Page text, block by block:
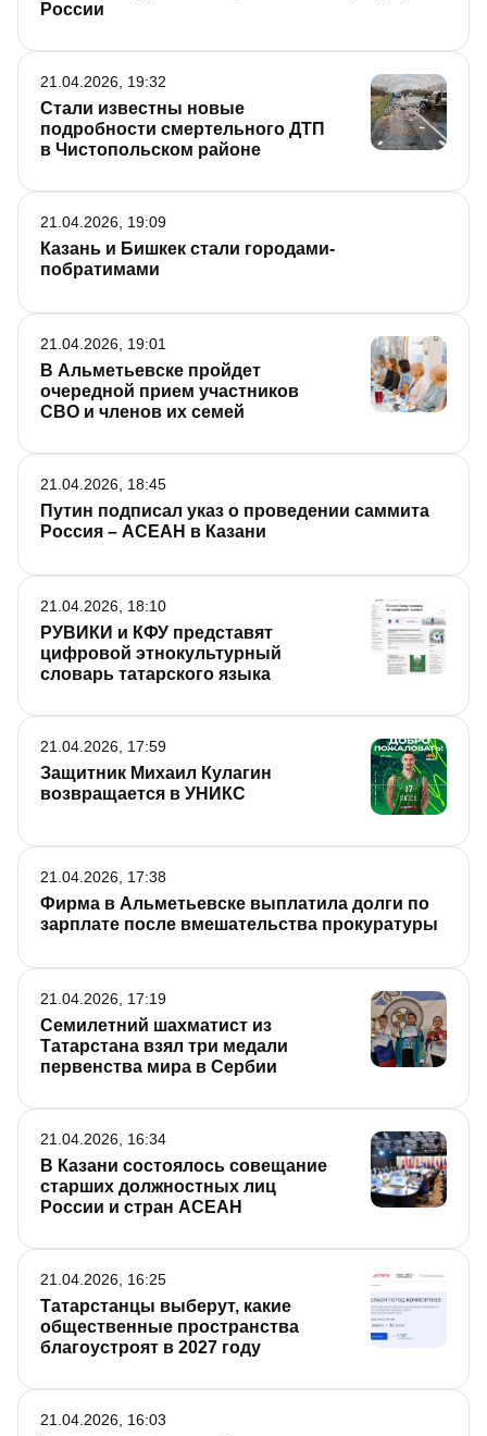
России
Стали известны новые
подробности смертельного ДТП
в Чистопольском районе
21.04.2026, 19:32
Казань и Бишкек стали городами-
побратимами
21.04.2026, 19:09
В Альметьевске пройдет
очередной прием участников
СВО и членов их семей
21.04.2026, 19:01
Путин подписал указ о проведении саммита
Россия – АСЕАН в Казани
21.04.2026, 18:45
РУВИКИ и КФУ представят
цифровой этнокультурный
словарь татарского языка
21.04.2026, 18:10
Защитник Михаил Кулагин
возвращается в УНИКС
21.04.2026, 17:59
Фирма в Альметьевске выплатила долги по
зарплате после вмешательства прокуратуры
21.04.2026, 17:38
Семилетний шахматист из
Татарстана взял три медали
первенства мира в Сербии
21.04.2026, 17:19
В Казани состоялось совещание
старших должностных лиц
России и стран АСЕАН
21.04.2026, 16:34
Татарстанцы выберут, какие
общественные пространства
благоустроят в 2027 году
21.04.2026, 16:25
21.04.2026, 16:03